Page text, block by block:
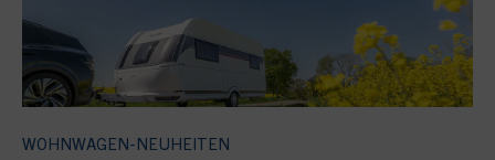
WOHNWAGEN-NEUHEITEN